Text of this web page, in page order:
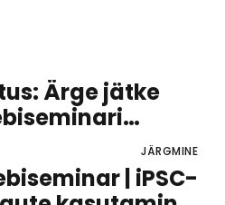
Ärge jätke
JÄRGMINE
| iPSC-